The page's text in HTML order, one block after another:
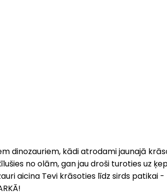
dinozauriem, kādi atrodami jaunajā
no olām, gan jau droši turoties uz
aicina Tevi krāsoties līdz sirds patikai